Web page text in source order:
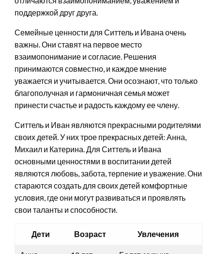
поддержкой друг друга.
Семейные ценности для Ситтель и Ивана очень
важны. Они ставят на первое место
взаимопонимание и согласие. Решения
принимаются совместно, и каждое мнение
уважается и учитывается. Они осознают, что только
благополучная и гармоничная семья может
принести счастье и радость каждому ее члену.
Ситтель и Иван являются прекрасными родителями
своих детей. У них трое прекрасных детей: Анна,
Михаил и Катерина. Для Ситтель и Ивана
основными ценностями в воспитании детей
являются любовь, забота, терпение и уважение. Они
стараются создать для своих детей комфортные
условия, где они могут развиваться и проявлять
свои таланты и способности.
Дети Возраст Увлечения